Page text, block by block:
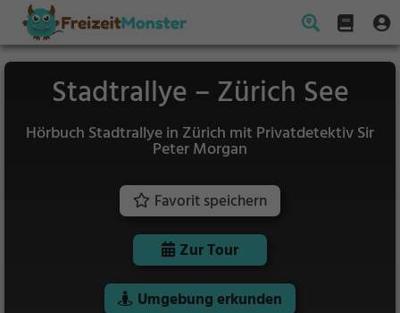
Stadtrallye – Zürich See
Hörbuch Stadtrallye in Zürich mit Privatdetektiv Sir
Peter Morgan
Favorit speichern
Zur Tour
Umgebung erkunden